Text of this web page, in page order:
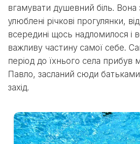
вгамувати душевний біль. Вона
улюблені річкові прогулянки,
всередині щось надломилося і
важливу частину самої себе.
період до їхнього села прибув
Павло, засланий сюди
захід.